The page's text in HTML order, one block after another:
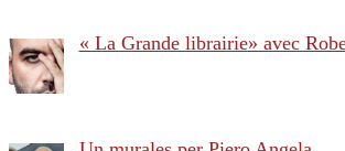
« La Grande librairie» avec